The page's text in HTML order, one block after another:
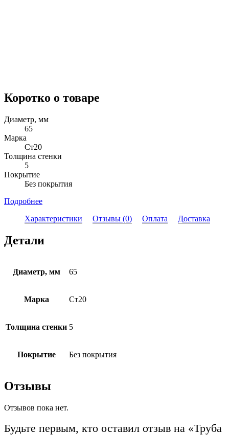
Коротко о товаре
Диаметр, мм
65
Марка
Ст20
Толщина стенки
5
Покрытие
Без покрытия
Подробнее
Характеристики
Отзывы (0) Оплата Доставка
Детали
Диаметр, мм 65
Марка Ст20
Толщина стенки 5
Покрытие Без покрытия
Отзывы
Отзывов пока нет.
Будьте первым, кто оставил отзыв на «Труба